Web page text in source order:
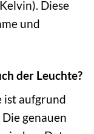
Diese
und
der Leuchte?
ist aufgrund
genauen